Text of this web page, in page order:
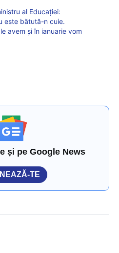
al Educației:
este bătută-n cuie.
avem și în ianuarie vom
și pe Google News
TE